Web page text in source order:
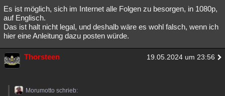
Es ist möglich, sich im Internet alle Folgen zu besorgen, in 1080p,
auf Englisch.
Das ist halt nicht legal, und deshalb wäre es wohl falsch, wenn ich
hier eine Anleitung dazu posten würde.
Thorsteen 19.05.2024 um 23:56
Morumotto schrieb: